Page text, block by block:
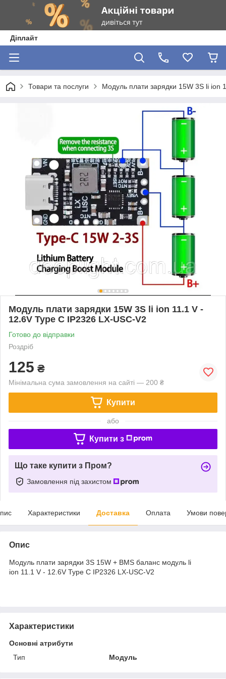
Діплайт
Товари та послуги Модуль плати зарядки 15W 3S li ion
Модуль плати зарядки 15W 3S li ion 11.1 V -
12.6V Type C IP2326 LX-USC-V2
Готово до відправки
Роздріб
125 ₴
Мінімальна сума замовлення на сайті — 200 ₴
Купити
або
Купити з
Що таке купити з Пром?
Замовлення під захистом
Характеристики Доставка Оплата Умови
Опис
Модуль плати зарядки 3S 15W + BMS баланс модуль li
ion 11.1 V - 12.6V Type C IP2326 LX-USC-V2
Характеристики
Основні атрибути
Тип
Модуль